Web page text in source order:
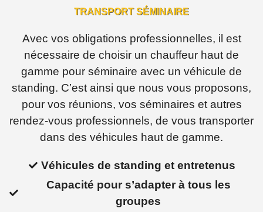
TRANSPORT SÉMINAIRE
Avec vos obligations professionnelles, il est
nécessaire de choisir un chauffeur haut de
gamme pour séminaire avec un véhicule de
standing. C’est ainsi que nous vous proposons,
pour vos réunions, vos séminaires et autres
rendez-vous professionnels, de vous transporter
dans des véhicules haut de gamme.
Véhicules de standing et entretenus
Capacité pour s’adapter à tous les
groupes